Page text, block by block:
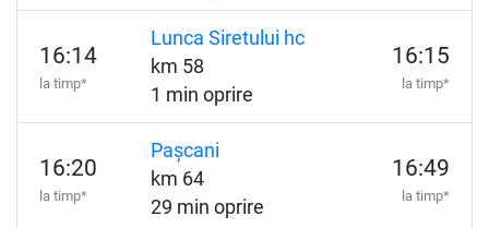
16:14
la timp*
Lunca Siretului hc
km 58
1 min oprire
16:15
la timp*
16:20
la timp*
Pașcani
km 64
29 min oprire
16:49
la timp*